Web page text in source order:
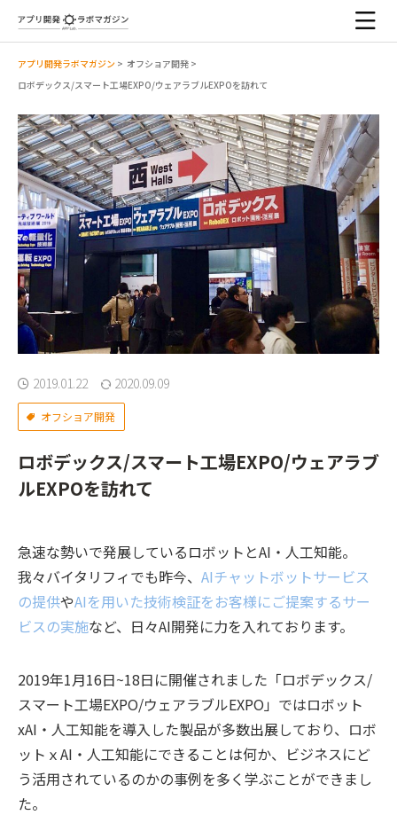
アプリ開発ラボマガジン > オフショア開発 >
ロボデックス/スマート工場EXPO/ウェアラブルEXPOを訪れて
2019.01.22 2020.09.09
オフショア開発
ロボデックス/スマート工場EXPO/ウェアラブ
ルEXPOを訪れて
急速な勢いで発展しているロボットとAI・人工知能。
我々バイタリフィでも昨今、 AIチャットボットサービス
の提供やAIを用いた技術検証をお客様にご提案するサー
ビスの実施など、日々AI開発に力を入れております。
2019年1月16日~18日に開催されました「ロボデックス/
スマート工場EXPO/ウェアラブルEXPO」ではロボット
xAI・人工知能を導入した製品が多数出展しており、ロボ
ットｘAI・人工知能にできることは何か、ビジネスにど
う活用されているのかの事例を多く学ぶことができまし
た。